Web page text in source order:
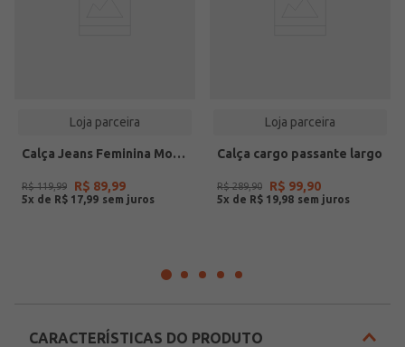
Loja parceira
Calça Jeans Feminina Mom Rovitex Preto
R$ 119,99 R$ 89,99
5x de R$ 17 99
Loja parceira
Calça cargo passante largo
R$ 289,90 R$ 99,90
5x de R$ 19 98
CARACTERÍSTICAS DO PRODUTO